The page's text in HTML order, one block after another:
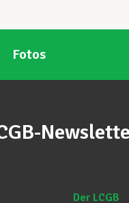
Fotos
Der LCGB